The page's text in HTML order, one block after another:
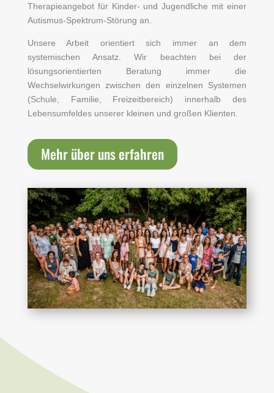
Therapieangebot für Kinder- und Jugendliche mit einer
Autismus-Spektrum-Störung an.
Unsere Arbeit orientiert sich immer an dem
systemischen Ansatz. Wir beachten bei der
lösungsorientierten Beratung immer die
Wechselwirkungen zwischen den einzelnen Systemen
(Schule, Familie, Freizeitbereich) innerhalb des
Lebensumfeldes unserer kleinen und großen Klienten.
Mehr über uns erfahren